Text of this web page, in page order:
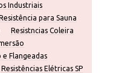
Industriais
para Sauna
Resistncias Coleira
e Flangeadas
Resistências Elétricas SP